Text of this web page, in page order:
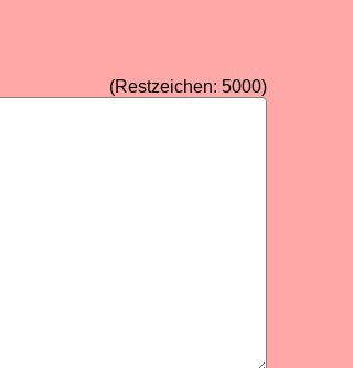
(Restzeichen: 5000)